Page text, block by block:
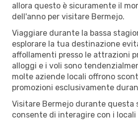
allora questo è sicuramente il
dell'anno per visitare Bermejo.
Viaggiare durante la bassa
esplorare la tua destinazione
affollamenti presso le attrazioni
alloggi e i voli sono
molte aziende locali offrono
promozioni esclusivamente
Visitare Bermejo durante questa
consente di interagire con i locali